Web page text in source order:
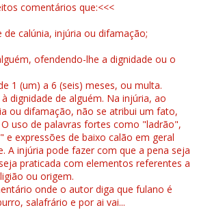
comentários que:<<<
de calúnia, injúria ou difamação;
ofendendo-lhe a dignidade ou o
1 (um) a 6 (seis) meses, ou multa.
dignidade de alguém. Na injúria, ao
ou difamação, não se atribui um fato,
uso de palavras fortes como "ladrão",
expressões de baixo calão em geral
A injúria pode fazer com que a pena seja
praticada com elementos referentes a
ou origem.
onde o autor diga que fulano é
salafrário e por ai vai...